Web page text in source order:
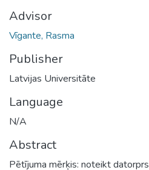
Advisor
Vīgante, Rasma
Publisher
Latvijas Universitāte
Language
N/A
Abstract
Pētījuma mērķis: noteikt